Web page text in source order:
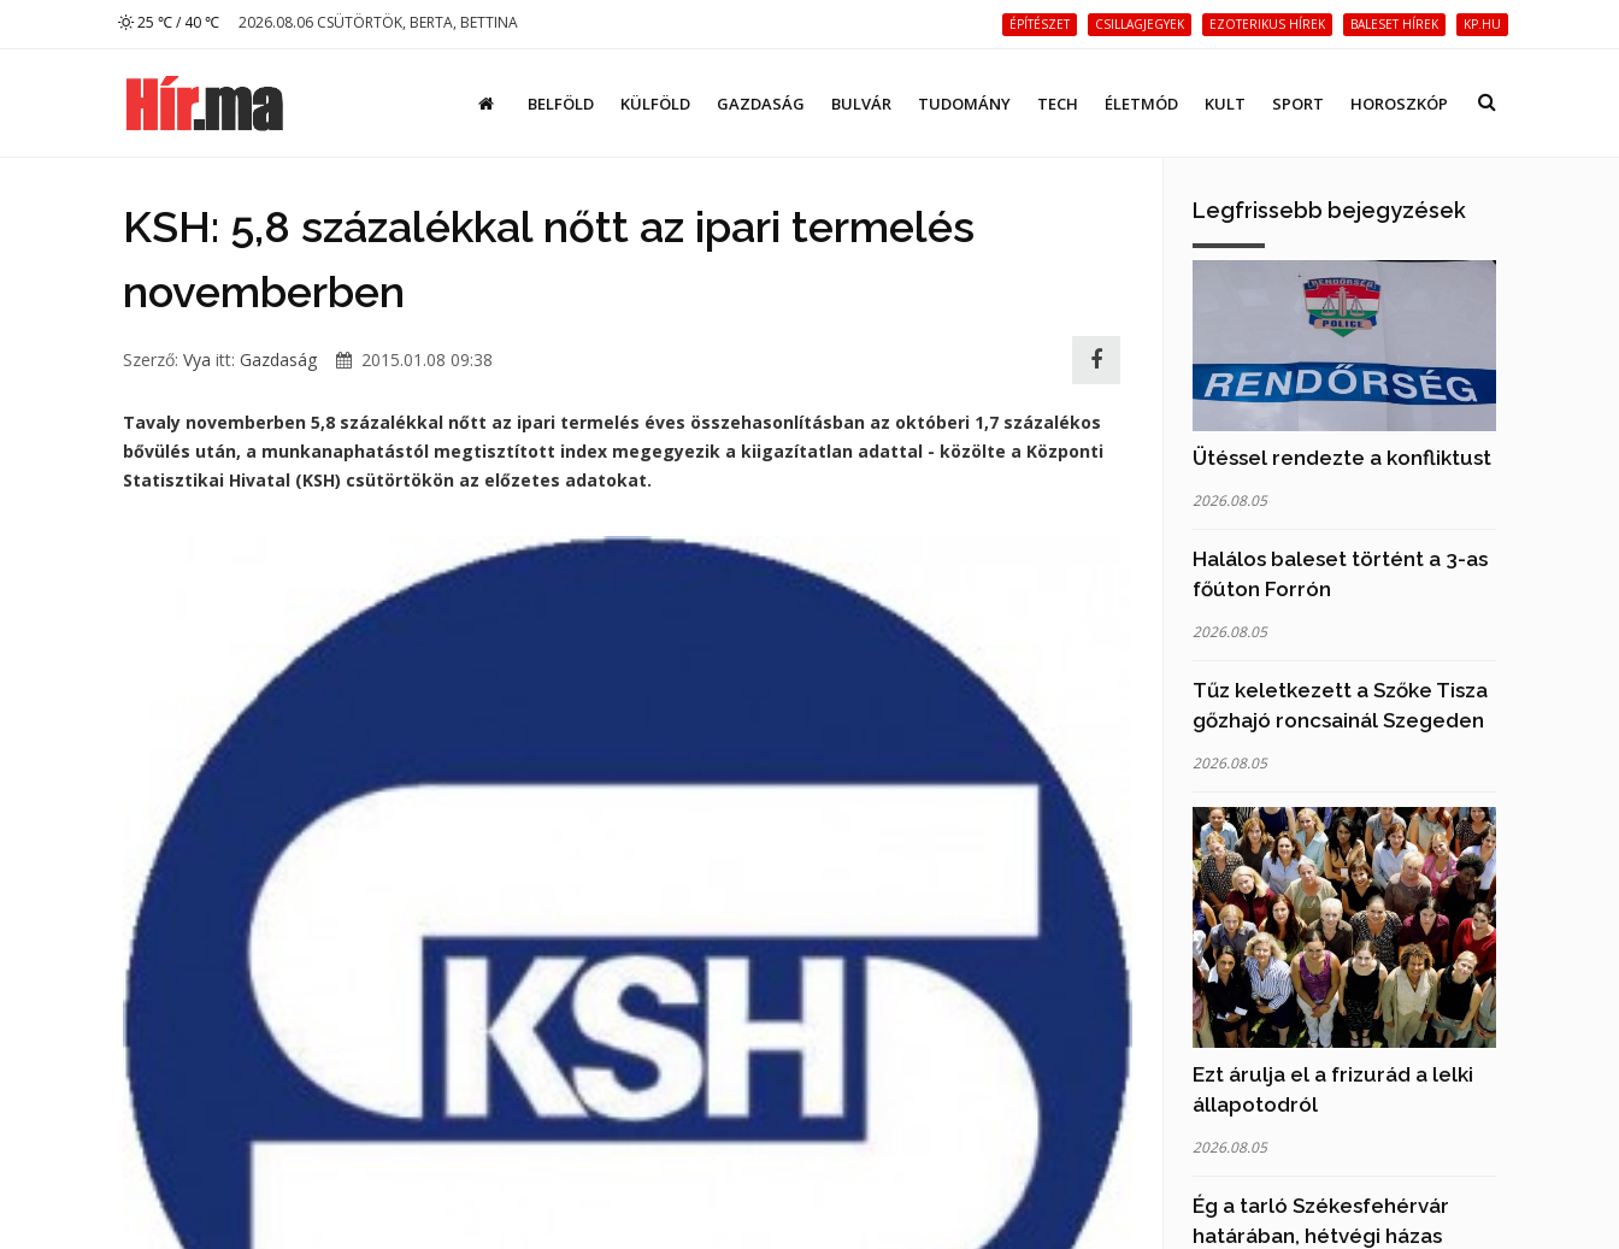
25 ℃ / 40 ℃ 2026.08.06 CSÜTÖRTÖK, BERTA, BETTINA ÉPÍTÉSZET CSILLAGJEGYEK EZOTERIKUS HÍREK BALESET HÍREK KP.HU
BELFÖLD KÜLFÖLD GAZDASÁG BULVÁR TUDOMÁNY TECH ÉLETMÓD KULT SPORT HOROSZKÓP
KSH: 5,8 százalékkal nőtt az ipari termelés
novemberben
Szerző: Vya itt: Gazdaság 2015.01.08 09:38
Tavaly novemberben 5,8 százalékkal nőtt az ipari termelés éves összehasonlításban az októberi 1,7 százalékos
bővülés után, a munkanaphatástól megtisztított index megegyezik a kiigazítatlan adattal - közölte a Központi
Statisztikai Hivatal (KSH) csütörtökön az előzetes adatokat.
Legfrissebb bejegyzések
Ütéssel rendezte a konfliktust
2026.08.05
Halálos baleset történt a 3-as
főúton Forrón
2026.08.05
Tűz keletkezett a Szőke Tisza
gőzhajó roncsainál Szegeden
2026.08.05
Ezt árulja el a frizurád a lelki
állapotodról
2026.08.05
Ég a tarló Székesfehérvár
határában, hétvégi házas